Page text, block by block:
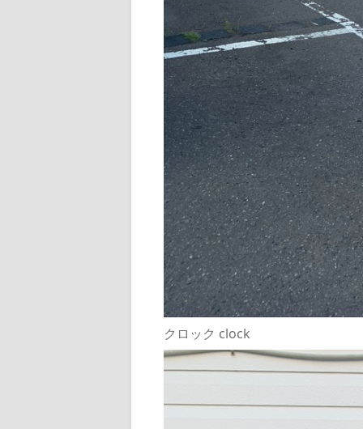
クロック clock